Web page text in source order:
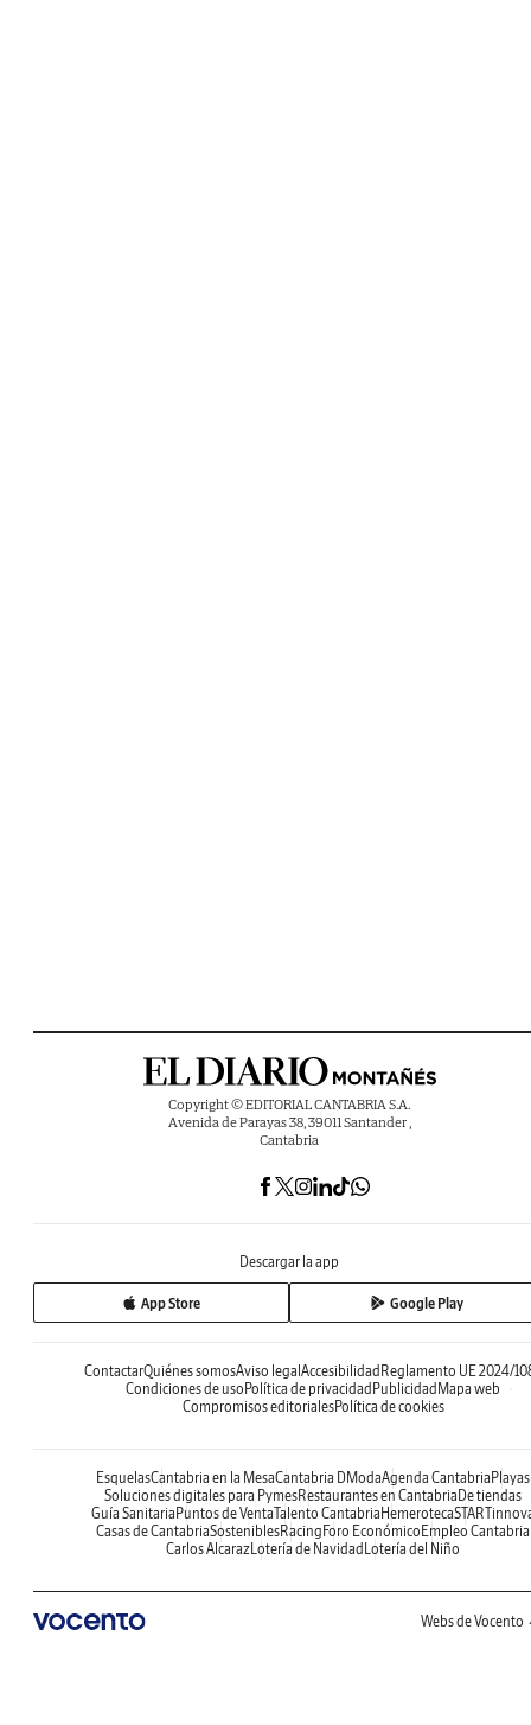
Copyright © EDITORIAL CANTABRIA S.A.
Avenida de Parayas 38, 39011 Santander ,
Cantabria
Descargar la app
App Store Google Play
ContactarQuiénes somosAviso legal Accesibilidad Reglamento UE 2024/
Condiciones de uso Política de privacidad Publicidad Mapa web
Compromisos editorialesPolítica de cookies
EsquelasCantabria en la MesaCantabria DModaAgenda Cantabria Playas
Soluciones digitales para PymesRestaurantes en Cantabria De tiendas
Guía Sanitaria Puntos de VentaTalento Cantabria Hemeroteca
Casas de CantabriaSosteniblesRacing Foro Económico Empleo Cantabria
Carlos AlcarazLotería de Navidad Lotería del Niño
Webs de Vocento